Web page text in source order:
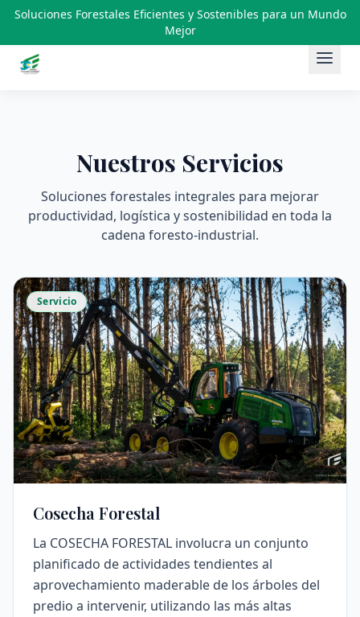
Saltar al contenido
Soluciones Forestales Eficientes y Sostenibles para un Mundo
Mejor
Nuestros Servicios
Soluciones forestales integrales para mejorar
productividad, logística y sostenibilidad en toda la
cadena foresto-industrial.
Servicio
Cosecha Forestal
La COSECHA FORESTAL involucra un conjunto
planificado de actividades tendientes al
aprovechamiento maderable de los árboles del
predio a intervenir, utilizando las más altas